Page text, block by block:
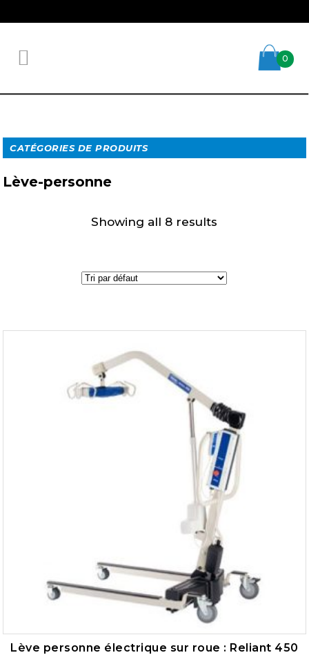
0
CATÉGORIES DE PRODUITS
Lève-personne
Showing all 8 results
Lève personne électrique sur roue : Reliant 450